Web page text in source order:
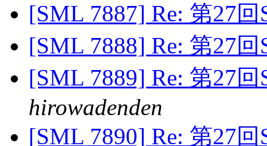
[SML 7887] Re: 第27
[SML 7888] Re: 第27
[SML 7889] Re: 第27
hirowadenden
[SML 7890] Re: 第27